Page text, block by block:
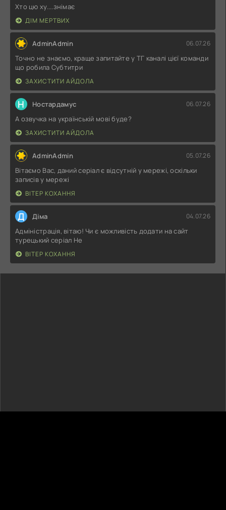
Хто цю ху....знімає
ДІМ МЕРТВИХ
AdminAdmin 06.07.26
Точно не знаємо, краще запитайте у ТГ каналі цієї команди
що робила Субтитри
ЗАХИСТИТИ АЙДОЛА
Н Ностардамус 06.07.26
А озвучка на українській мові буде?
ЗАХИСТИТИ АЙДОЛА
AdminAdmin 05.07.26
Вітаємо Вас, даний серіал є відсутній у мережі, оскільки
записів у мережі
ВІТЕР КОХАННЯ
Д Діма 04.07.26
Адміністрація, вітаю! Чи є можливість додати на сайт
турецький серіал Не
ВІТЕР КОХАННЯ